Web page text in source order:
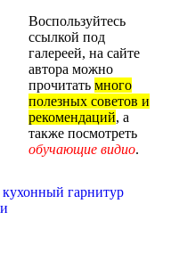
Воспользуйтесь
ссылкой под
галереей, на сайте
автора можно
прочитать много
полезных советов и
рекомендаций, а
также посмотреть
обучающие видио.